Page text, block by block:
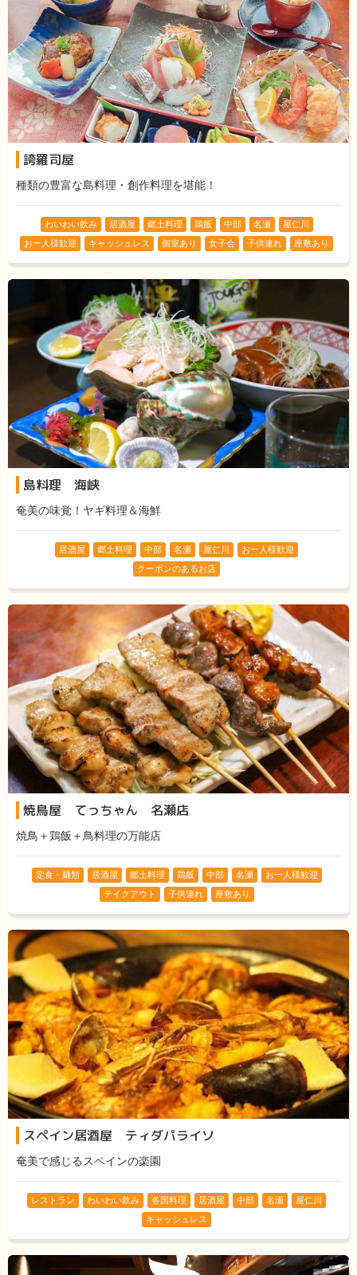
誇羅司屋
種類の豊富な島料理・創作料理を堪能！
わいわい飲み 居酒屋 郷土料理 鶏飯 中部 名瀬
屋仁川
お一人様歓迎
キャッシュレス 個室あり 女子会 子供連れ 座敷あり
島料理 海峡
奄美の味覚！ヤギ料理＆海鮮
居酒屋 郷土料理 中部 名瀬 屋仁川
お一人様歓迎
クーポンのあるお店
焼鳥屋 てっちゃん 名瀬店
焼鳥＋鶏飯＋鳥料理の万能店
定食・麺類 居酒屋 郷土料理 鶏飯 中部 名瀬
お一人様歓迎
テイクアウト
子供連れ 座敷あり
スペイン居酒屋 ティダパライソ
奄美で感じるスペインの楽園
レストラン わいわい飲み 各国料理 居酒屋 中部 名瀬
屋仁川
キャッシュレス